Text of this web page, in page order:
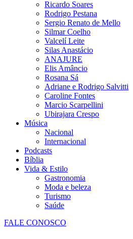
Ricardo Soares
Rodrigo Pestana
Sergio Renato de Mello
Silmar Coelho
Valcelí Leite
Silas Anastácio
ANAJURE
Elis Amâncio
Rosana Sá
Adriane e Rodrigo Salvitti
Caroline Fontes
Marcio Scarpellini
Ubirajara Crespo
Música
Nacional
Internacional
Podcasts
Bíblia
Vida & Estilo
Gastronomia
Moda e beleza
Turismo
Saúde
FALE CONOSCO